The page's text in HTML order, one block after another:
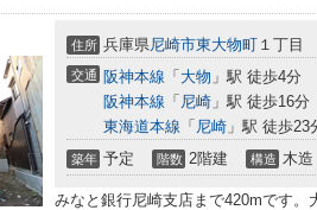
住所 兵庫県尼崎市東大物町 １丁目
交通 阪神本線 「 大物 」駅 徒歩4分
阪神本線 「 尼崎 」駅 徒歩16分
東海道本線 「 尼崎 」駅 徒歩23
築年 予定 階数 2階建 構造 木造
みなと銀行尼崎支店まで420mです。